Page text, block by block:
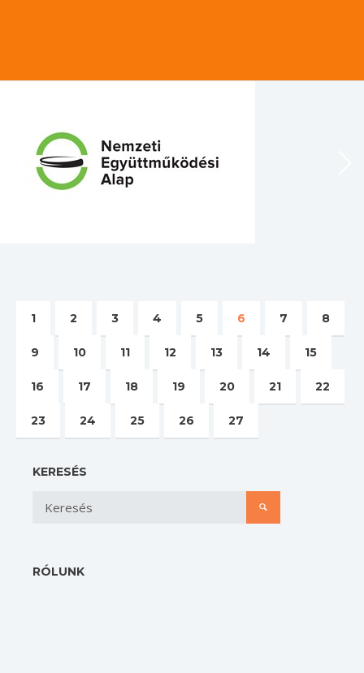
1 2 3 4 5 6 7 8
9 10 11 12 13 14 15
16 17 18 19 20 21 22
23 24 25 26 27
KERESÉS
RÓLUNK